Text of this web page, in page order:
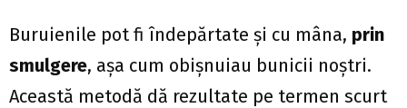
Buruienile pot fi îndepărtate și cu mâna, prin
smulgere, așa cum obișnuiau bunicii noștri.
Această metodă dă rezultate pe termen scurt